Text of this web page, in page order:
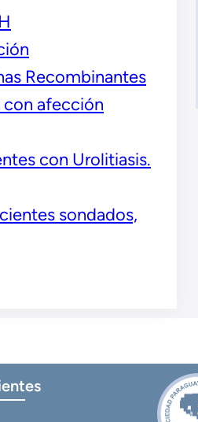
Recombinantes
con afección
con Urolitiasis.
sondados,